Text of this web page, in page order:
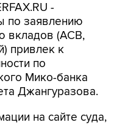
-
по заявлению
вкладов (АСВ,
привлек к
по
Мико-банка
Джангуразова.
на сайте суда,